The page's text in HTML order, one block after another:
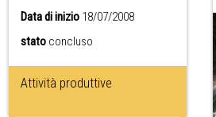
Data di inizio18/07/2008
stato concluso
Attività produttive